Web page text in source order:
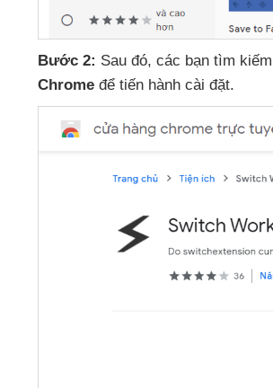
Bước 2: Sau đó, các bạn tìm
Chrome để tiến hành cài đặt.